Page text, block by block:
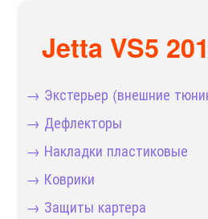
Jetta VS5
→ Экстерьер (внешние
→ Дефлекторы
→ Накладки пластиковые
→ Коврики
→ Защиты картера